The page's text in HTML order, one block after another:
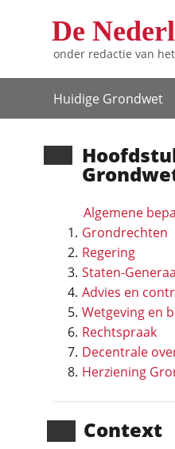
De
onder redactie van het
Huidige Grondwet
Algemene
Grondrechten
Regering
Staten-
Advies en
Wetgeving en
Rechtspraak
Decentrale
Herziening
Context